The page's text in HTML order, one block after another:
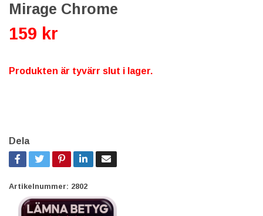
Mirage Chrome
159 kr
Produkten är tyvärr slut i lager.
Dela
Artikelnummer: 2802